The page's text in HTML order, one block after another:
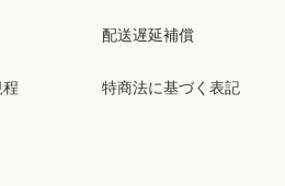
配送遅延補償
特商法に基づく表記